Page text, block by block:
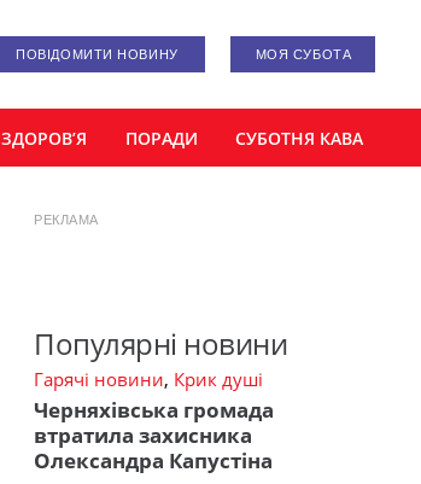
ПОВІДОМИТИ НОВИНУ МОЯ СУБОТА
ЗДОРОВ’Я ПОРАДИ СУБОТНЯ КАВА
РЕКЛАМА
Популярні новини
Гарячі новини, Крик душі
Черняхівська громада
втратила захисника
Олександра Капустіна